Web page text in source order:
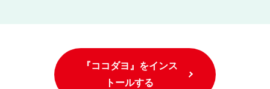
『ココダヨ』をインス
トールする